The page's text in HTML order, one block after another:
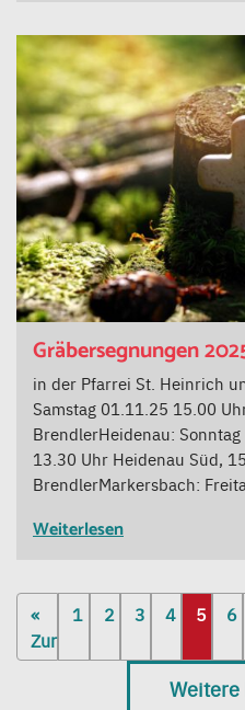
Gräbersegnungen
in der Pfarrei St. Heinrich
Samstag 01.11.25 15.00
BrendlerHeidenau:
13.30 Uhr Heidenau Süd,
BrendlerMarkersbach:
Weiterlesen
«
Zurück
1 2 3 4 5 6